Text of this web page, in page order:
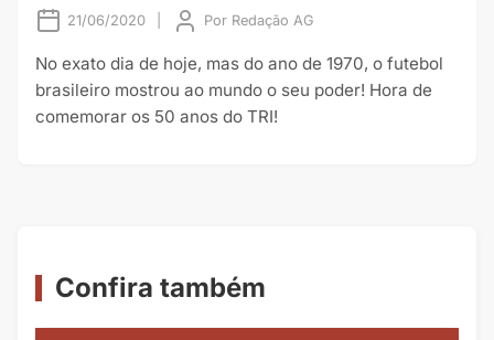
21/06/2020 Por Redação AG
No exato dia de hoje, mas do ano de 1970, o futebol
brasileiro mostrou ao mundo o seu poder! Hora de
comemorar os 50 anos do TRI!
Confira também